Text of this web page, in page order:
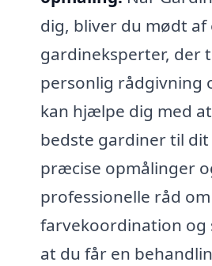
dig, bliver du mødt af
gardineksperter, der
personlig rådgivning
kan hjælpe dig med
bedste gardiner til
præcise opmålinger
professionelle råd om
farvekoordination og
at du får en